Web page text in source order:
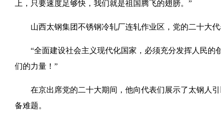
上，只要速度足够快，我们就是祖国腾飞的翅膀。”
山西太钢集团不锈钢冷轧厂连轧作业区，党的二十大代
“全面建设社会主义现代化国家，必须充分发挥人民的
们的力量！”
在京出席党的二十大期间，他向代表们展示了太钢人引
备难题。